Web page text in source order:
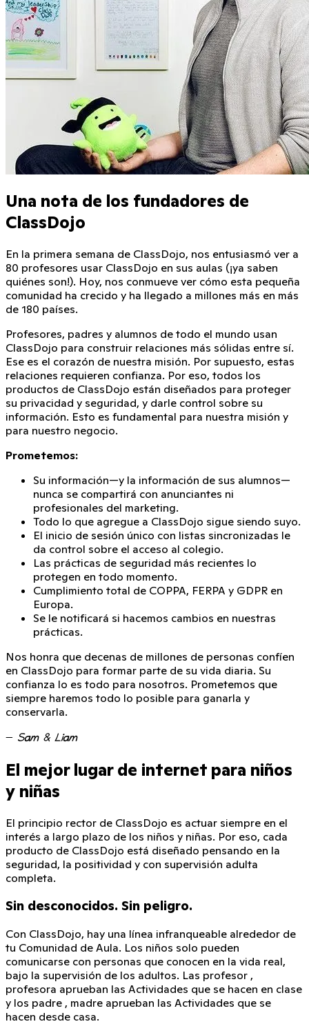
Una nota de los fundadores de
ClassDojo
En la primera semana de ClassDojo, nos entusiasmó ver a
80 profesores usar ClassDojo en sus aulas (¡ya saben
quiénes son!). Hoy, nos conmueve ver cómo esta pequeña
comunidad ha crecido y ha llegado a millones más en más
de 180 países.
Profesores, padres y alumnos de todo el mundo usan
ClassDojo para construir relaciones más sólidas entre sí.
Ese es el corazón de nuestra misión. Por supuesto, estas
relaciones requieren confianza. Por eso, todos los
productos de ClassDojo están diseñados para proteger
su privacidad y seguridad, y darle control sobre su
información. Esto es fundamental para nuestra misión y
para nuestro negocio.
Prometemos:
Su información—y la información de sus alumnos—
nunca se compartirá con anunciantes ni
profesionales del marketing.
Todo lo que agregue a ClassDojo sigue siendo suyo.
El inicio de sesión único con listas sincronizadas le
da control sobre el acceso al colegio.
Las prácticas de seguridad más recientes lo
protegen en todo momento.
Cumplimiento total de COPPA, FERPA y GDPR en
Europa.
Se le notificará si hacemos cambios en nuestras
prácticas.
Nos honra que decenas de millones de personas confíen
en ClassDojo para formar parte de su vida diaria. Su
confianza lo es todo para nosotros. Prometemos que
siempre haremos todo lo posible para ganarla y
conservarla.
— Sam & Liam
El mejor lugar de internet para niños
y niñas
El principio rector de ClassDojo es actuar siempre en el
interés a largo plazo de los niños y niñas. Por eso, cada
producto de ClassDojo está diseñado pensando en la
seguridad, la positividad y con supervisión adulta
completa.
Sin desconocidos. Sin peligro.
Con ClassDojo, hay una línea infranqueable alrededor de
tu Comunidad de Aula. Los niños solo pueden
comunicarse con personas que conocen en la vida real,
bajo la supervisión de los adultos. Las profesor ,
profesora aprueban las Actividades que se hacen en clase
y los padre , madre aprueban las Actividades que se
hacen desde casa.